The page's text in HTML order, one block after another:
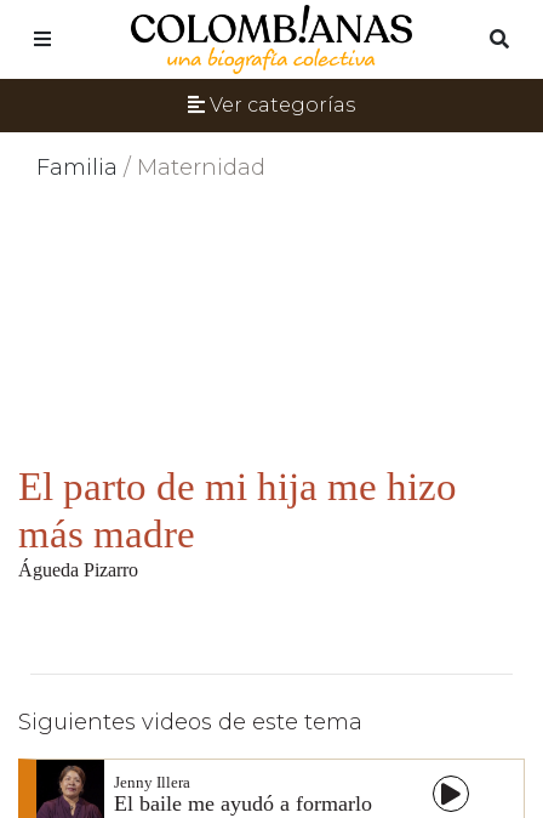
Ver categorías
Familia / Maternidad
El parto de mi hija me hizo
más madre
Águeda Pizarro
Siguientes videos de este tema
Jenny Illera
El baile me ayudó a formarlo